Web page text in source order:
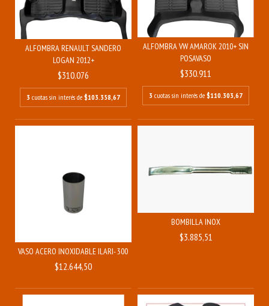
ALFOMBRA RENAULT SANDERO
LOGAN 2012+
$310.076
3 cuotas sin interés de $103.358,67
ALFOMBRA VW AMAROK 2010+ SIN
POSAVASO
$330.911
3 cuotas sin interés de $110.303,67
VASO ACERO INOXIDABLE ILARI- 300 ML
$12.644,50
BOMBILLA INOX
$3.885,51